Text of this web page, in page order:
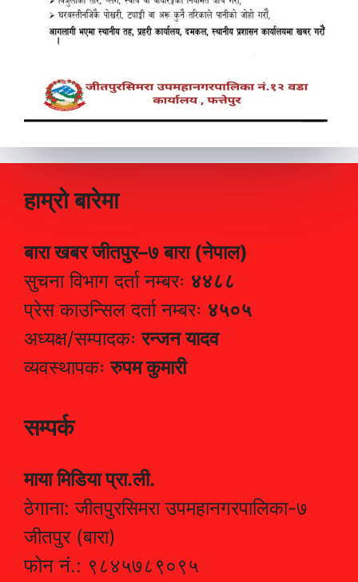
हाम्रो बारेमा
बारा खबर जीतपुर–७ बारा (नेपाल)
सुचना विभाग दर्ता नम्बरः ४४८८
प्रेस काउन्सिल दर्ता नम्बरः ४५०५
अध्यक्ष/सम्पादकःरन्जन यादव
व्यवस्थापकःरुपम कुमारी
सम्पर्क
माया मिडिया प्रा.ली.
ठेगाना: जीतपुरसिमरा उपमहानगरपालिका-७
जीतपुर (बारा)
फोन नं.: ९८४५७८९०९५